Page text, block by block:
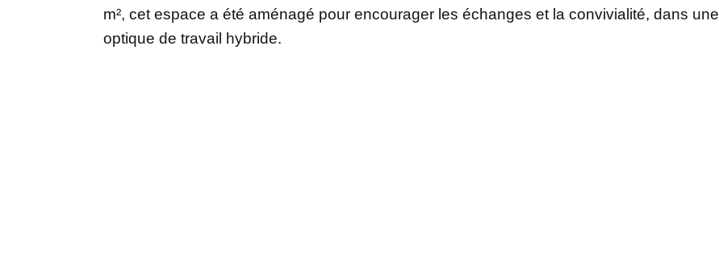
m², cet espace a été aménagé pour encourager les échanges et la convivialité, dans une
optique de travail hybride.